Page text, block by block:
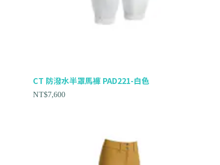
CT 防潑水半罩馬褲 PAD221-白色
NT$7,600